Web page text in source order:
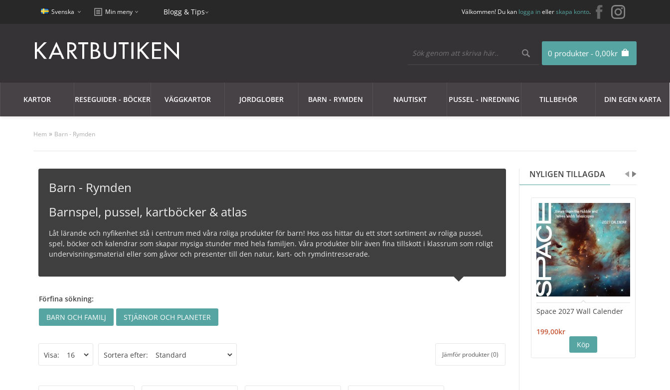
Svenska Min meny Blogg & Tips Välkommen! Du kan logga inellerskapa konto.
0 produkter - 0,00kr
KARTOR RESEGUIDER - BÖCKER VÄGGKARTOR JORDGLOBER BARN - RYMDEN NAUTISKT PUSSEL - INREDNING TILLBEHÖR DIN EGEN KARTA
Hem » Barn - Rymden
NYLIGEN TILLAGDA
Space 2027 Wall Calender
199,00kr
Barn - Rymden
Barnspel, pussel, kartböcker & atlas
Låt lärande och nyfikenhet stå i centrum med våra roliga produkter för barn! Hos oss hittar du ett stort sortiment av roliga pussel,
spel, böcker och kalendrar som skapar mysiga stunder med hela familjen. Våra produkter blir även fina tillskott i klassrum som roligt
undervisningsmaterial eller som gåvor och presenter till den natur, kart- och rymdintresserade.
Förfina sökning:
BARN OCH FAMILJ
STJÄRNOR OCH PLANETER
Jämför produkter (0)
Visa: Sortera efter: